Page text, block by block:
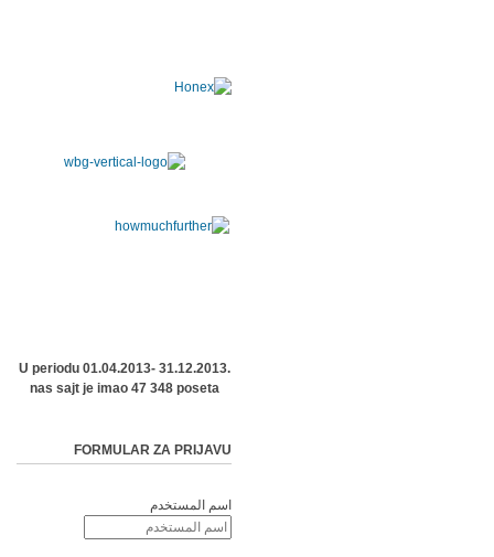
U periodu 01.04.2013- 31.12.2013.
nas sajt je imao 47 348 poseta
FORMULAR ZA PRIJAVU
اسم المستخدم